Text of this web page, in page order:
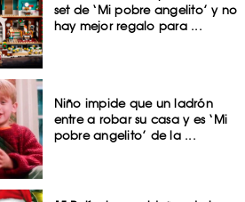
set de ‘Mi pobre angelito’ y no
hay mejor regalo para ...
Niño impide que un ladrón
entre a robar su casa y es ‘Mi
pobre angelito’ de la ...